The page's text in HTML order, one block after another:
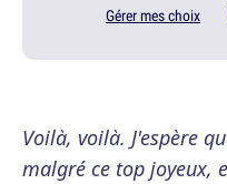
Gérer mes choix
Voilà, voilà. J'espère
malgré ce top joyeux,